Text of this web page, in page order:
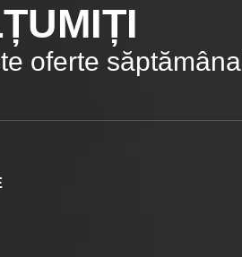
oferte